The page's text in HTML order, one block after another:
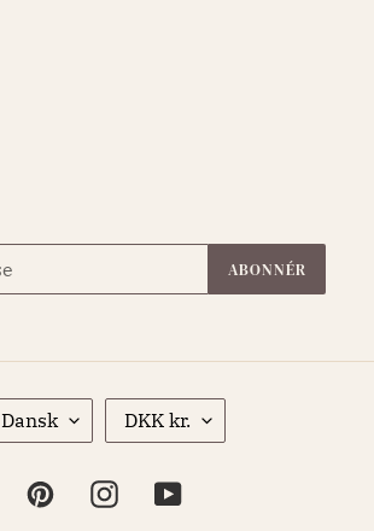
ABONNÉR
Dansk
V
A
U
T
DKK kr.
PinterestInstagramYouTube